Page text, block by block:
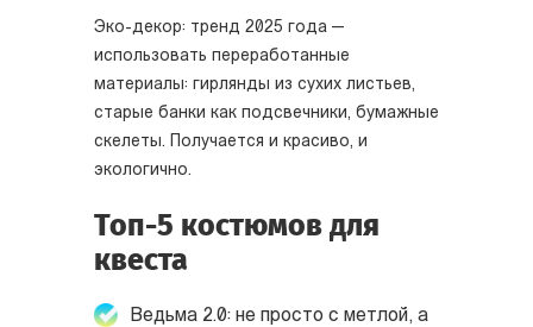
Эко-декор: тренд 2025 года —
использовать переработанные
материалы: гирлянды из сухих листьев,
старые банки как подсвечники, бумажные
скелеты. Получается и красиво, и
экологично.
Топ-5 костюмов для
квеста
Ведьма 2.0: не просто с метлой, а